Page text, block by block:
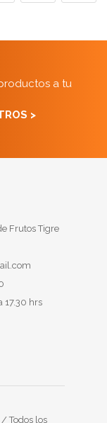
a tu
>
Frutos Tigre
17.30 hrs
/ Todos los